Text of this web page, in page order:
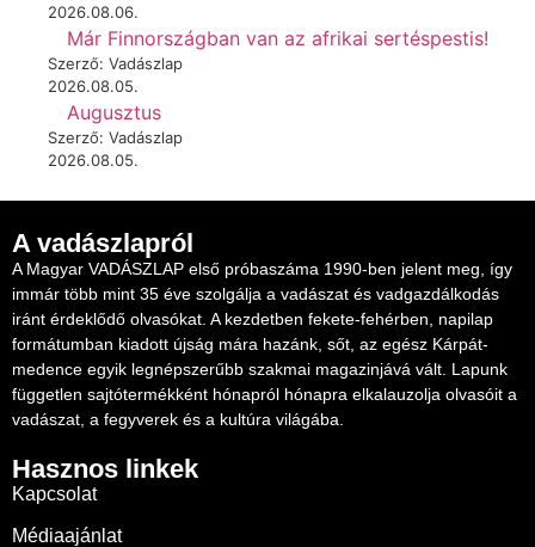
2026.08.06.
Már Finnországban van az afrikai sertéspestis!
Szerző: Vadászlap
2026.08.05.
Augusztus
Szerző: Vadászlap
2026.08.05.
A vadászlapról
A Magyar VADÁSZLAP első próbaszáma 1990-ben jelent meg, így
immár több mint 35 éve szolgálja a vadászat és vadgazdálkodás
iránt érdeklődő olvasókat. A kezdetben fekete-fehérben, napilap
formátumban kiadott újság mára hazánk, sőt, az egész Kárpát-
medence egyik legnépszerűbb szakmai magazinjává vált. Lapunk
független sajtótermékként hónapról hónapra elkalauzolja olvasóit a
vadászat, a fegyverek és a kultúra világába.
Hasznos linkek
Kapcsolat
Médiaajánlat